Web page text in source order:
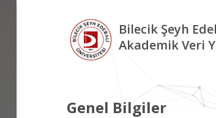
Bilecik Şeyh
Akademik Veri
Genel Bilgiler